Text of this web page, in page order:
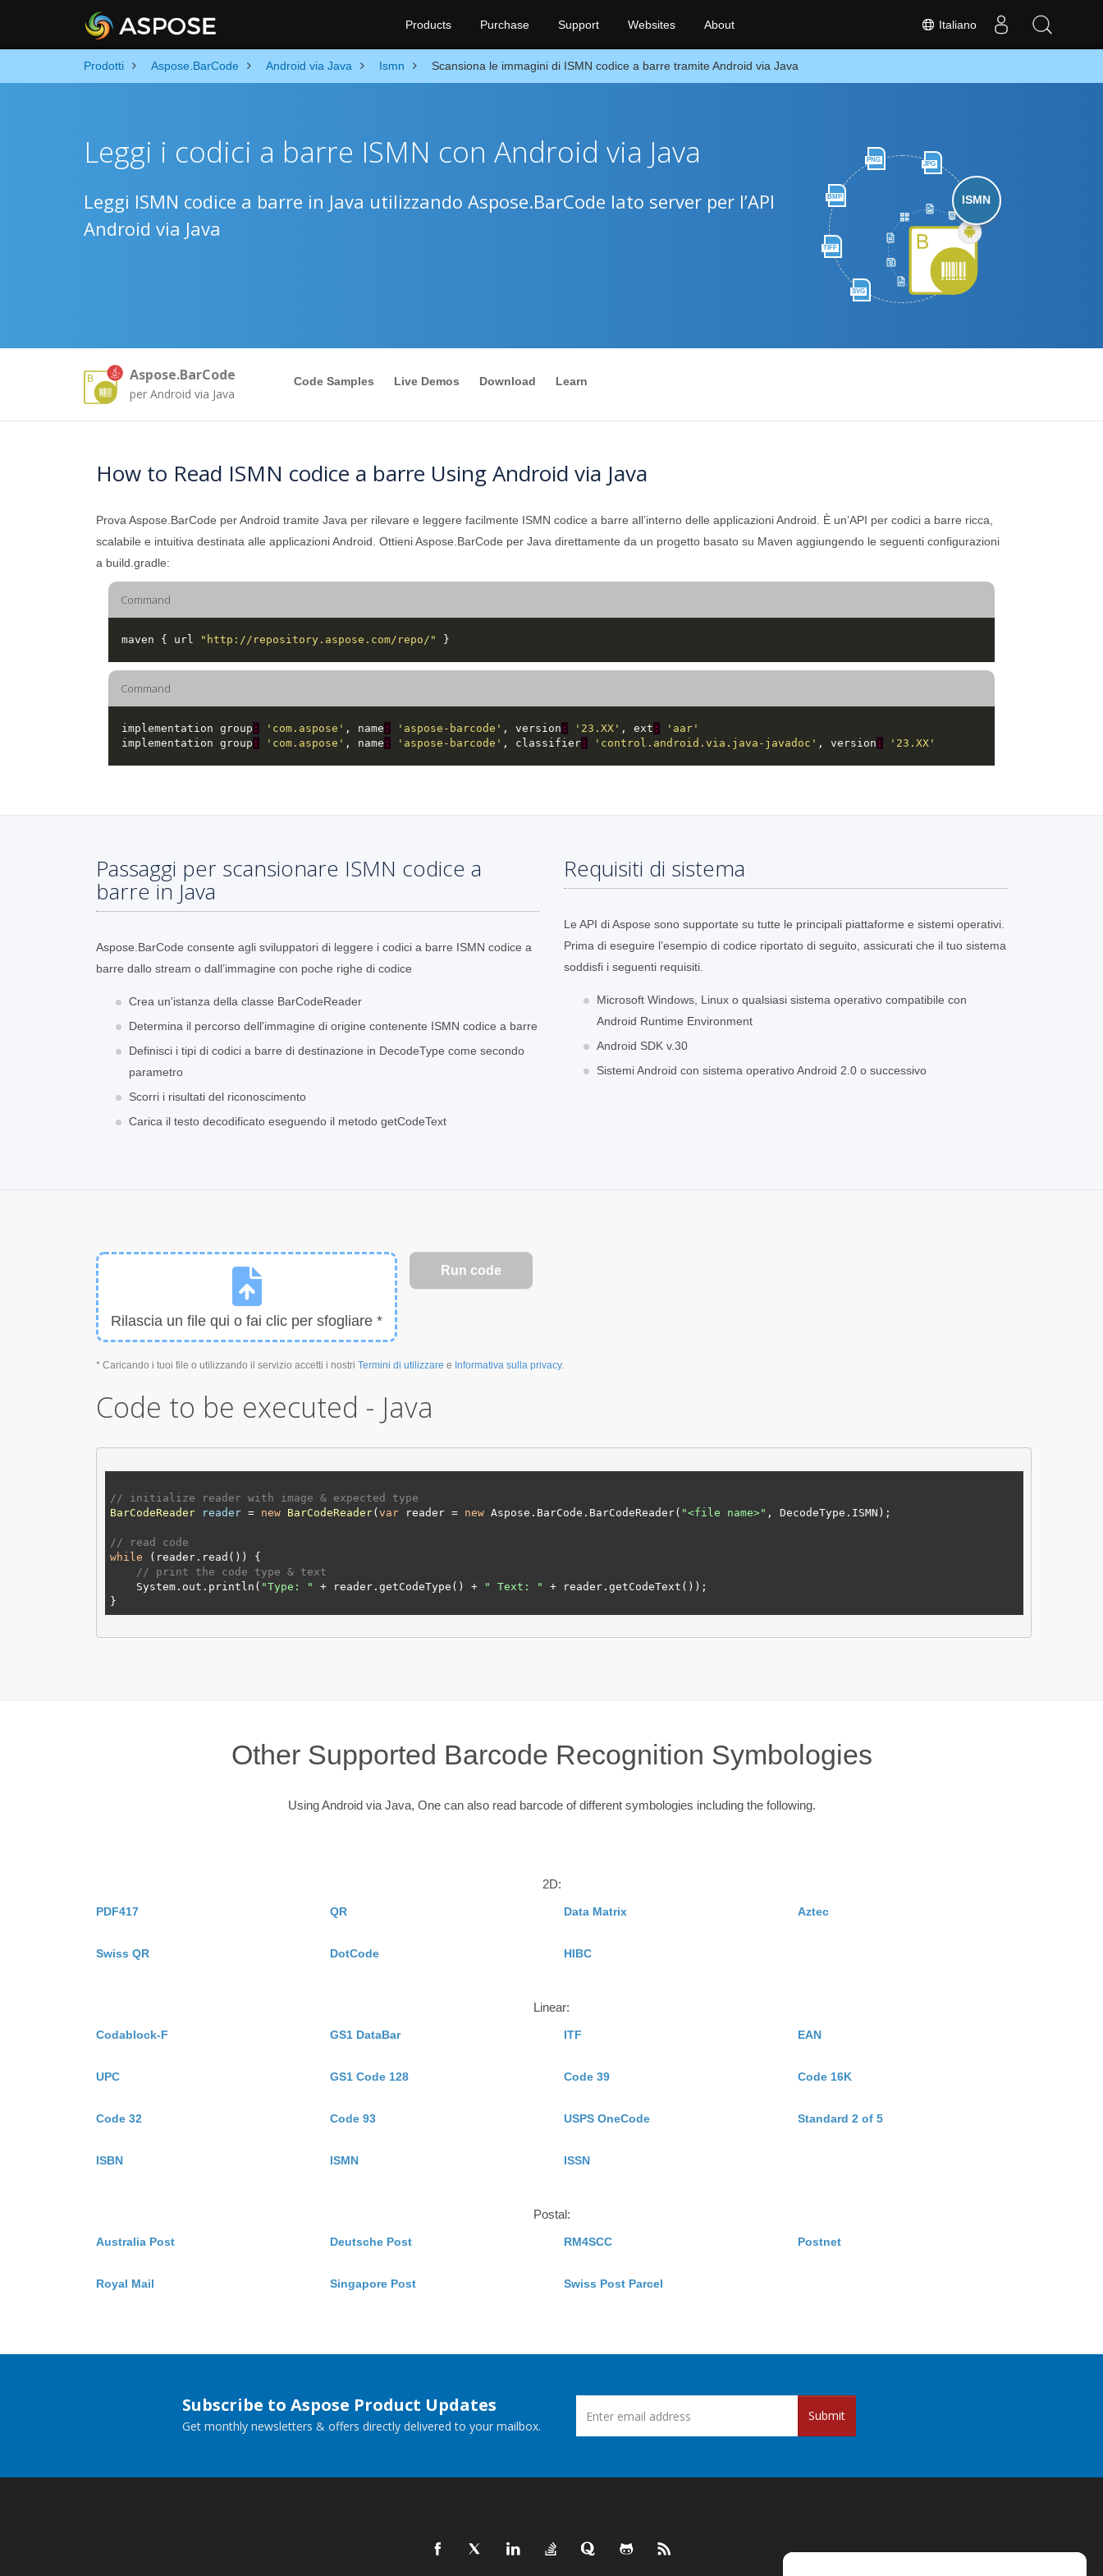
Italiano
Products Purchase Support Websites About
Prodotti Aspose.BarCode Android via Java Ismn Scansiona le immagini di ISMN codice a barre tramite Android via Java
PNG
JPG
BMP
TIFF
SVG
ISMN
Leggi i codici a barre ISMN con Android via Java
Leggi ISMN codice a barre in Java utilizzando Aspose.BarCode lato server per l’API
Android via Java
Aspose.BarCode
per Android via Java
Code Samples Live Demos Download Learn
How to Read ISMN codice a barre Using Android via Java
Prova Aspose.BarCode per Android tramite Java per rilevare e leggere facilmente ISMN codice a barre all’interno delle applicazioni Android. È un’API per codici a barre ricca,
scalabile e intuitiva destinata alle applicazioni Android. Ottieni Aspose.BarCode per Java direttamente da un progetto basato su Maven aggiungendo le seguenti configurazioni
a build.gradle:
Command
  maven { url
"http://repository.aspose.com/repo/"
Command
  implementation group
: 'com.aspose' , name : 'aspose-barcode' , version : '23.XX' , ext :
'aar'
  implementation group
: 'com.aspose' , name : 'aspose-barcode' , classifier : 'control.android.via.java-javadoc' , version : '23.XX'
Passaggi per scansionare ISMN codice a
barre in Java
Aspose.BarCode consente agli sviluppatori di leggere i codici a barre ISMN codice a
barre dallo stream o dall’immagine con poche righe di codice
Crea un'istanza della classe BarCodeReader
Determina il percorso dell'immagine di origine contenente ISMN codice a barre
Definisci i tipi di codici a barre di destinazione in DecodeType come secondo
parametro
Scorri i risultati del riconoscimento
Carica il testo decodificato eseguendo il metodo getCodeText
Requisiti di sistema
Le API di Aspose sono supportate su tutte le principali piattaforme e sistemi operativi.
Prima di eseguire l’esempio di codice riportato di seguito, assicurati che il tuo sistema
soddisfi i seguenti requisiti.
Microsoft Windows, Linux o qualsiasi sistema operativo compatibile con
Android Runtime Environment
Android SDK v.30
Sistemi Android con sistema operativo Android 2.0 o successivo
Rilascia un file qui o fai clic per sfogliare *
* Caricando i tuoi file o utilizzando il servizio accetti i nostri Termini di utilizzare e Informativa sulla privacy.
Code to be executed - Java
// initialize reader with image & expected type
BarCodeReader
reader = new BarCodeReader( var reader = new Aspose.BarCode.BarCodeReader( "<file name>" , DecodeType. ISMN );
// read code
while (reader.read()) {
// print the code type & text
    System.out.println(
"Type: " + reader.getCodeType() + " Text: "
+ reader.getCodeText());
Other Supported Barcode Recognition Symbologies
Using Android via Java, One can also read barcode of different symbologies including the following.
2D:
PDF417 QR Data Matrix Aztec
Swiss QR DotCode HIBC
Linear:
Codablock-F GS1 DataBar ITF EAN
UPC GS1 Code 128 Code 39 Code 16K
Code 32 Code 93 USPS OneCode Standard 2 of 5
ISBN ISMN ISSN
Postal:
Australia Post Deutsche Post RM4SCC Postnet
Royal Mail Singapore Post Swiss Post Parcel
Subscribe to Aspose Product Updates
Get monthly newsletters & offers directly delivered to your mailbox.
Submit